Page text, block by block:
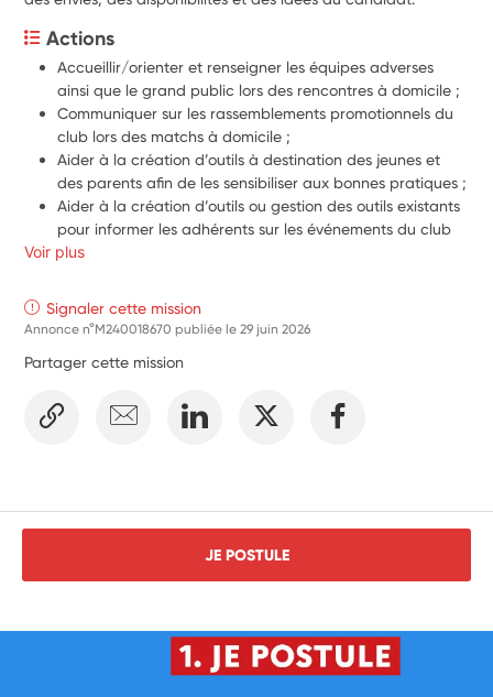
Actions
Accueillir/orienter et renseigner les équipes adverses
ainsi que le grand public lors des rencontres à domicile ;
Communiquer sur les rassemblements promotionnels du
club lors des matchs à domicile ;
Aider à la création d’outils à destination des jeunes et
des parents afin de les sensibiliser aux bonnes pratiques ;
Aider à la création d’outils ou gestion des outils existants
pour informer les adhérents sur les événements du club
(en lien avec le chargé de communication et les
Participer à la commission « communication /
partenaires du club » et aider à son développement en
structure ;
communication (Site Internet, compte Facebook,
Voir plus
Signaler cette mission
Annonce n°M240018670 publiée le29 juin 2026
Partager cette mission
JE POSTULE